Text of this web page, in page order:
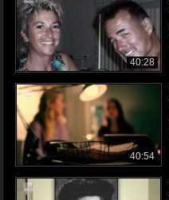
40:28
40:54